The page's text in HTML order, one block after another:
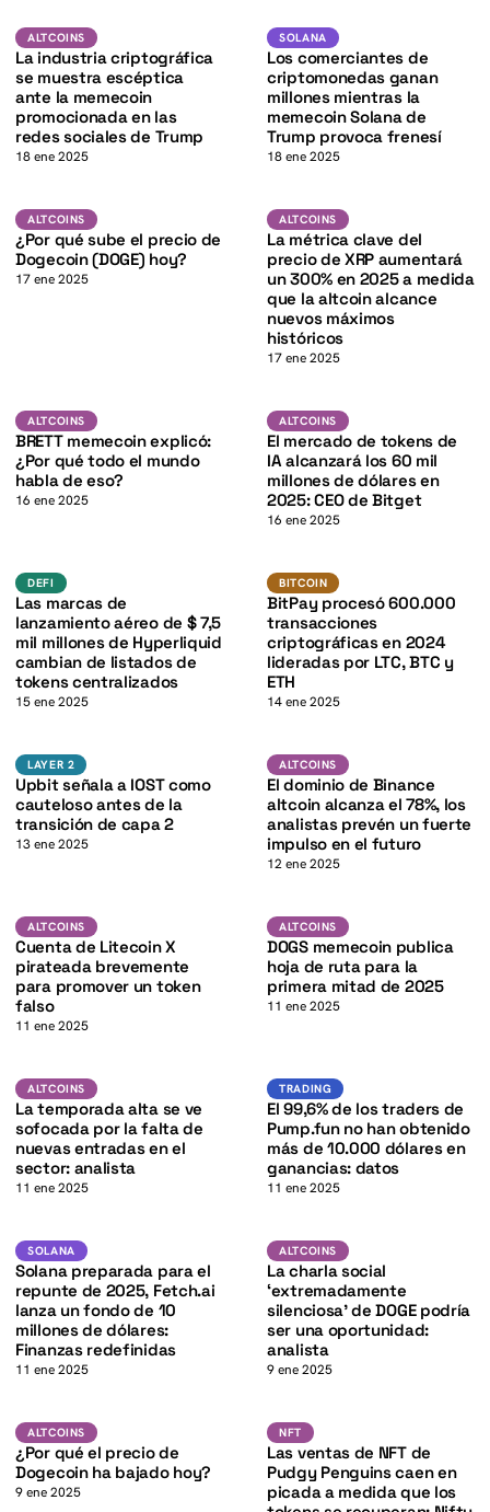
Altcoins
ALTCOINS
La industria criptográfica
se muestra escéptica
ante la memecoin
promocionada en las
redes sociales de Trump
18 ene 2025
SOLANA
SOLANA
Los comerciantes de
criptomonedas ganan
millones mientras la
memecoin Solana de
Trump provoca frenesí
18 ene 2025
ALTCOINS DOGE
K
ALTCOINS
¿Por qué sube el precio de
Dogecoin (DOGE) hoy?
17 ene 2025
ALTCOINSXRP
ALTCOINS
La métrica clave del
precio de XRP aumentará
un 300% en 2025 a medida
que la altcoin alcance
nuevos máximos
históricos
17 ene 2025
Altcoins
K
ALTCOINS
BRETT memecoin explicó:
¿Por qué todo el mundo
habla de eso?
16 ene 2025
Altcoins
ALTCOINS
El mercado de tokens de
IA alcanzará los 60 mil
millones de dólares en
2025: CEO de Bitget
16 ene 2025
K
DEFI
Las marcas de
lanzamiento aéreo de $ 7,5
mil millones de Hyperliquid
cambian de listados de
tokens centralizados
15 ene 2025
BITCOIN
BITCOIN
BitPay procesó 600.000
transacciones
criptográficas en 2024
lideradas por LTC, BTC y
ETH
14 ene 2025
Layer 2
K
LAYER 2
Upbit señala a IOST como
cauteloso antes de la
transición de capa 2
13 ene 2025
Altcoins
ALTCOINS
El dominio de Binance
altcoin alcanza el 78%, los
analistas prevén un fuerte
impulso en el futuro
12 ene 2025
ALTCOINSLTC
K
ALTCOINS
Cuenta de Litecoin X
pirateada brevemente
para promover un token
falso
11 ene 2025
Altcoins
ALTCOINS
DOGS memecoin publica
hoja de ruta para la
primera mitad de 2025
11 ene 2025
Altcoins
K
ALTCOINS
La temporada alta se ve
sofocada por la falta de
nuevas entradas en el
sector: analista
11 ene 2025
Trading
TRADING
El 99,6% de los traders de
Pump.fun no han obtenido
más de 10.000 dólares en
ganancias: datos
11 ene 2025
SOLANASOL
K
SOLANA
Solana preparada para el
repunte de 2025, Fetch.ai
lanza un fondo de 10
millones de dólares:
Finanzas redefinidas
11 ene 2025
ALTCOINS DOGE
ALTCOINS
La charla social
‘extremadamente
silenciosa’ de DOGE podría
ser una oportunidad:
analista
9 ene 2025
ALTCOINSDOGE
K
ALTCOINS
¿Por qué el precio de
Dogecoin ha bajado hoy?
9 ene 2025
NFTNFT
Las ventas de NFT de
Pudgy Penguins caen en
picada a medida que los